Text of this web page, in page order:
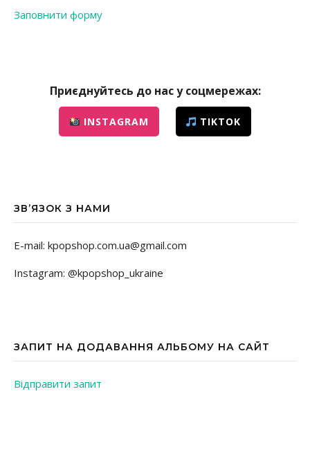
Заповнити форму
Приєднуйтесь до нас у соцмережах:
INSTAGRAM TIKTOK
ЗВ’ЯЗОК З НАМИ
E-mail: kpopshop.com.ua@gmail.com
Instagram: @kpopshop_ukraine
ЗАПИТ НА ДОДАВАННЯ АЛЬБОМУ НА САЙТ
Відправити запит